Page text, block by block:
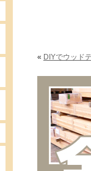
« DIYでウッド